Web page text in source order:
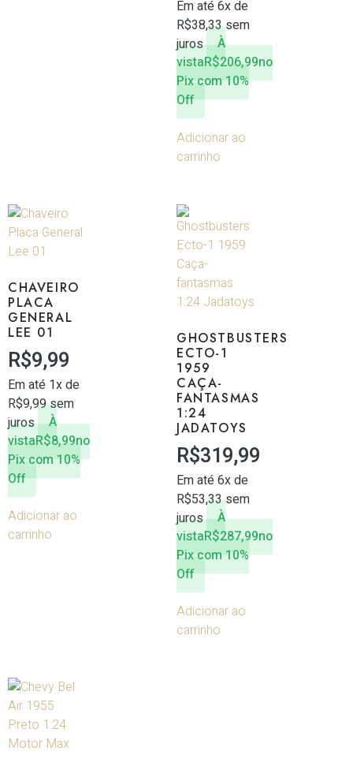
Em até 6x de
R$38,33sem
juros
À
vistaR$206,99no
Pix com 10%
Off
Adicionar ao
carrinho
CHAVEIRO
PLACA
GENERAL
LEE 01
R$9,99
Em até 1x de
R$9,99sem
juros
À
vistaR$8,99no
Pix com 10%
Off
Adicionar ao
carrinho
GHOSTBUSTERS
ECTO-1
1959
CAÇA-
FANTASMAS
1:24
JADATOYS
R$319,99
Em até 6x de
R$53,33sem
juros
À
vistaR$287,99no
Pix com 10%
Off
Adicionar ao
carrinho